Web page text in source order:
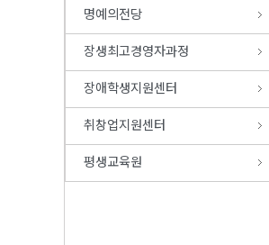
명예의전당
장생최고경영자과정
장애학생지원센터
취창업지원센터
평생교육원